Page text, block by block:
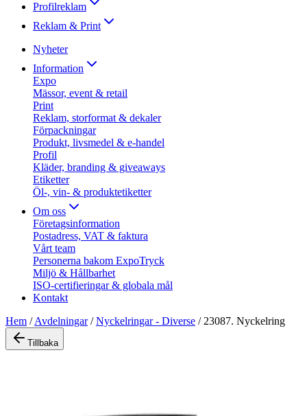
Profilreklam
Reklam & Print
Nyheter
Information
Expo
Mässor, event & retail
Print
Reklam, storformat & dekaler
Förpackningar
Produkt, livsmedel & e-handel
Profil
Kläder, branding & giveaways
Etiketter
Öl-, vin- & produktetiketter
Om oss
Företagsinformation
Postadress, VAT & faktura
Vårt team
Personerna bakom ExpoTryck
Miljö & Hållbarhet
ISO-certifieringar & globala mål
Kontakt
Hem /Avdelningar/Nyckelringar - Diverse / 23087. Nyckelring
Tillbaka